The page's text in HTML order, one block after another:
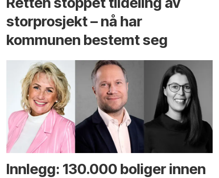
storprosjekt – nå har
kommunen bestemt seg
Innlegg: 130.000 boliger innen